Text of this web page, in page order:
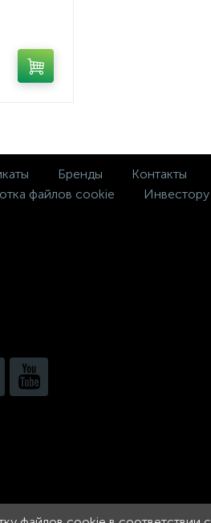
Бренды Контакты
файлов cookie Инвестору